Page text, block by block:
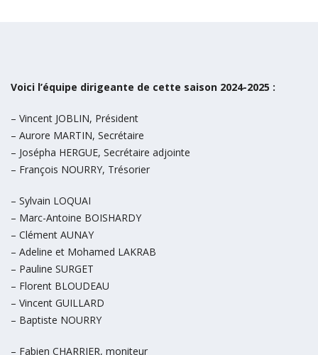
Voici l’équipe dirigeante de cette saison 2024-2025 :
– Vincent JOBLIN, Président
– Aurore MARTIN, Secrétaire
– Josépha HERGUE, Secrétaire adjointe
– François NOURRY, Trésorier
– Sylvain LOQUAI
– Marc-Antoine BOISHARDY
– Clément AUNAY
– Adeline et Mohamed LAKRAB
– Pauline SURGET
– Florent BLOUDEAU
– Vincent GUILLARD
– Baptiste NOURRY
– Fabien CHARRIER, moniteur